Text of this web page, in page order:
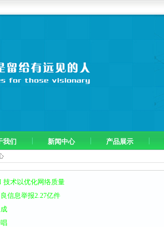
我们 新闻中心 产品展示
技术以优化网络质量
信息举报2.27亿件